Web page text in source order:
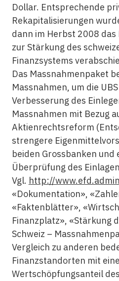
Dollar. Entsprechende
Rekapitalisierungen
dann im Herbst 2008
zur Stärkung des
Finanzsystems
Das Massnahmenpaket
Massnahmen, um die
Verbesserung des
Massnahmen mit Bezug
Aktienrechtsreform
strengere
beiden Grossbanken und
Überprüfung des
Vgl. http://
«Dokumentation»,
«Faktenblätter»,
Finanzplatz», «Stärkung
Schweiz –
Vergleich zu anderen
Finanzstandorten mit
Wertschöpfungsanteil